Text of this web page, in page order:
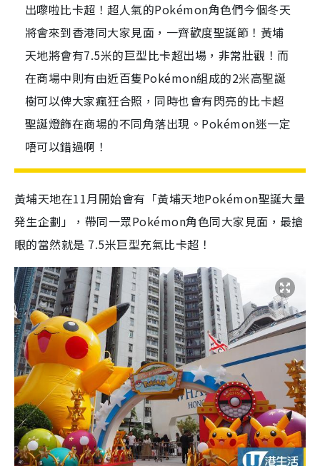
出嚟啦比卡超！超人氣的Pokémon角色們今個冬天
將會來到香港同大家見面，一齊歡度聖誕節！黃埔
天地將會有7.5米的巨型比卡超出場，非常壯觀！而
在商場中則有由近百隻Pokémon組成的2米高聖誕
樹可以俾大家瘋狂合照，同時也會有閃亮的比卡超
聖誕燈飾在商場的不同角落出現。Pokémon迷一定
唔可以錯過啊！
黃埔天地在11月開始會有「黃埔天地Pokémon聖誕大量
発生企劃」，帶同一眾Pokémon角色同大家見面，最搶
眼的當然就是 7.5米巨型充氣比卡超 ！